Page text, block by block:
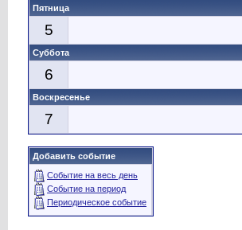
Пятница
5
Суббота
6
Воскресенье
7
Добавить событие
Событие на весь день
Событие на период
Периодическое событие